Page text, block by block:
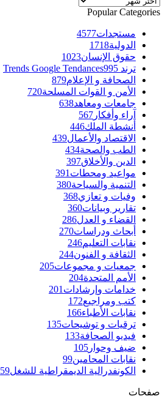
Popular Categories
مستجدات4577
الدولية1718
حقوق الإنسان1023
ترند Trends Google Tendances 995
الصحافة و الإعلام879
الأمن و القوات المسلحة720
جامعات ومعاهد638
آراء وأفكار 567
أنشطة الملك446
الاقتصاد والأعمال439
الطب والصحة434
الدين والأخلاق397
مواعيد ومحطات 391
التنمية والسياحة380
وفيات و تعازي368
تقارير وبيانات360
القضاء و العدل286
أبحاث ودراسات270
نقابات التعليم246
الثقافة و الفنون244
جمعيات و مجموعات205
الأمم المتحدة204
خدامات وإرشادات 201
كتب ومراجيع172
نقابات الأطباء166
ترقيات و توشيحات135
فيديو الصحافة133
ضيف وحوار 105
نقابات المحامين99
الكونفدرالية الديمقراطية للشغل59
صفحات